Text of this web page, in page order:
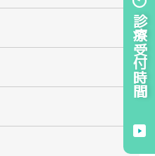
診療受付時間